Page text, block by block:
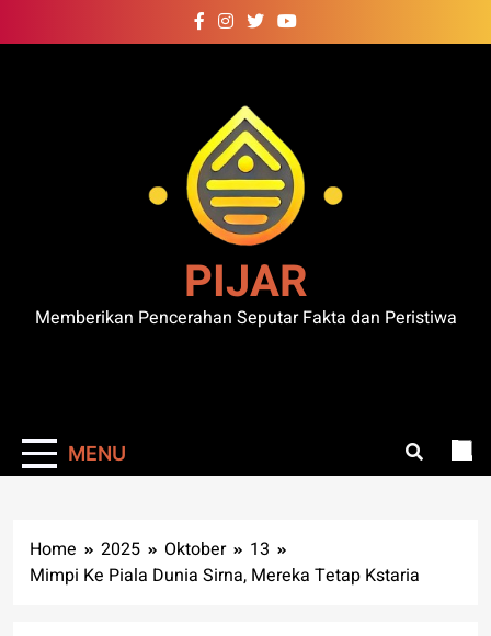
to
PIJAR
Memberikan Pencerahan Seputar Fakta dan Peristiwa
MENU
Home 2025 Oktober
13
Mimpi Ke Piala Dunia Sirna, Mereka Tetap Kstaria